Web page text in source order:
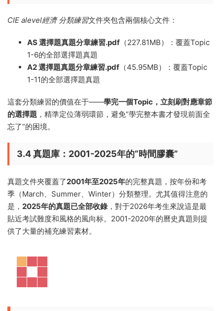
CIE alevel經濟 分類練習文件夾包含兩個核心文件：
AS 選擇題真題分章練習.pdf （227.81MB）：覆蓋Topic
1-6的全部選擇題真題
A2 選擇題真題分章練習.pdf （45.95MB）：覆蓋Topic
1-11的全部選擇題真題
這套分類練習的價值在于——學完一個Topic，立刻刷對應章節
的選擇題 ，精準定位薄弱環節，避免“學完整本書才發現前面全
忘了”的困境。
3.4 真題庫：2001-2025年的“時間膠囊”
真題文件夾覆蓋了2001年至2025年的完整真題，按年份和考
季（March、Summer、Winter）分類整理。尤其值得注意的
是， 2025年的真題已全部收錄，對于2026年考生來說這是最
貼近考試難度和風格的風向标。2001-2020年的曆史真題則提
供了大量的補充練習素材。